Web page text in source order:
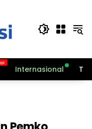
Internasional